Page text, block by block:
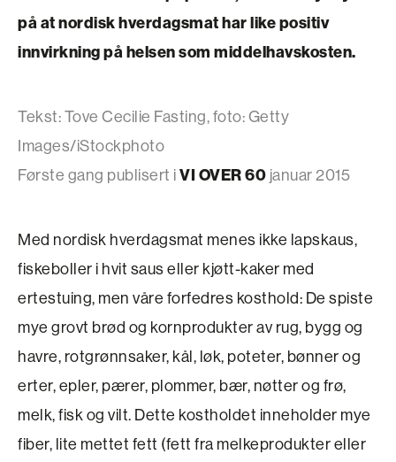
på at nordisk hverdagsmat har like positiv
innvirkning på helsen som middelhavskosten.
Tekst: Tove Cecilie Fasting, foto: Getty
Images/iStockphoto
Første gang publisert iVI OVER 60 januar 2015
Med nordisk hverdagsmat menes ikke lapskaus,
fiskeboller i hvit saus eller kjøtt-kaker med
ertestuing, men våre forfedres kosthold: De spiste
mye grovt brød og korn­produkter av rug, bygg og
havre, rotgrønnsaker, kål, løk, poteter, bønner og
erter, epler, pærer, plommer, bær, nøtter og frø,
melk, fisk og vilt. Dette kostholdet inneholder mye
fiber, lite mettet fett (fett fra melkeprodukter eller